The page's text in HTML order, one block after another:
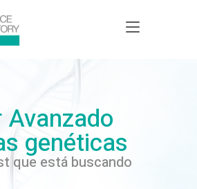
genéticas
que está buscando